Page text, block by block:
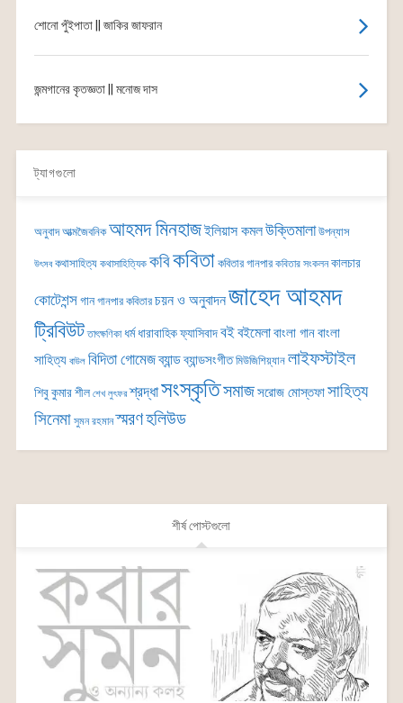
শোনো পুঁইপাতা || জাকির জাফরান
জন্মগানের কৃতজ্ঞতা || মনোজ দাস
ট্যাগগুলো
অনুবাদ আত্মজৈবনিক আহমদ মিনহাজইলিয়াস কমলউক্তিমালা উপন্যাস
উৎসব কথাসাহিত্য কথাসাহিত্যিক কবিকবিতা কবিতার গানপার কবিতার সংকলন কালচার
কোটেশন্সগান গানপার কবিতার চয়ন ও অনুবাদনজাহেদ আহমদ
ট্রিবিউট তাৎক্ষণিকা ধর্ম ধারাবাহিকফ্যাসিবাদবইবইমেলাবাংলা গানবাংলা
সাহিত্য বাউল বিদিতা গোমেজব্যান্ডব্যান্ডসংগীত মিউজিশিয়্যান লাইফস্টাইল
শিবু কুমার শীল শেখ লুৎফর শ্রদ্ধাসংস্কৃতিসমাজসরোজ মোস্তফাসাহিত্য
সিনেমা সুমন রহমান স্মরণহলিউড
শীর্ষ পোস্টগুলো